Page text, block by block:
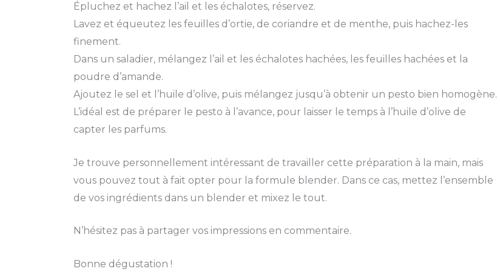
Épluchez et hachez l’ail et les échalotes, réservez.
Lavez et équeutez les feuilles d’ortie, de coriandre et de menthe, puis hachez-les
finement.
Dans un saladier, mélangez l’ail et les échalotes hachées, les feuilles hachées et la
poudre d’amande.
Ajoutez le sel et l’huile d’olive, puis mélangez jusqu’à obtenir un pesto bien homogène.
L’idéal est de préparer le pesto à l’avance, pour laisser le temps à l’huile d’olive de
capter les parfums.
Je trouve personnellement intéressant de travailler cette préparation à la main, mais
vous pouvez tout à fait opter pour la formule blender. Dans ce cas, mettez l’ensemble
de vos ingrédients dans un blender et mixez le tout.
N’hésitez pas à partager vos impressions en commentaire.
Bonne dégustation !